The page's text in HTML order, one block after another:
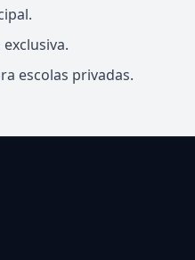
escolas privadas.